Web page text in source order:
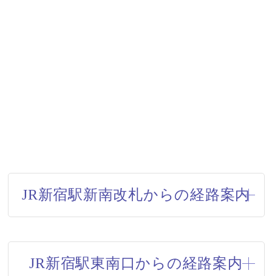
JR新宿駅新南改札からの経路案内
JR新宿駅東南口からの経路案内